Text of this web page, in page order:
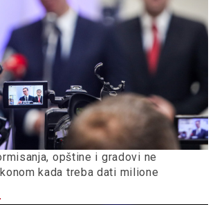
opštine i gradovi ne
kada treba dati milione